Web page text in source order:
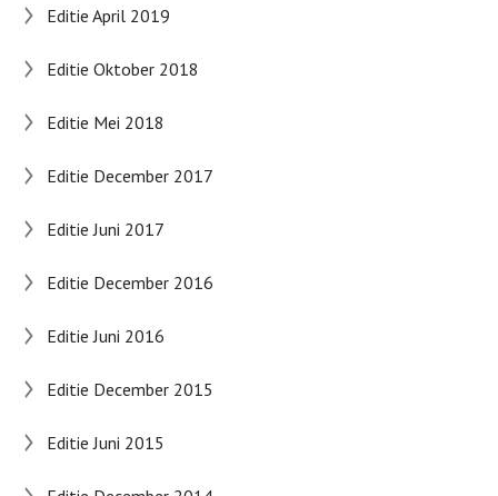
Editie April 2019
Editie Oktober 2018
Editie Mei 2018
Editie December 2017
Editie Juni 2017
Editie December 2016
Editie Juni 2016
Editie December 2015
Editie Juni 2015